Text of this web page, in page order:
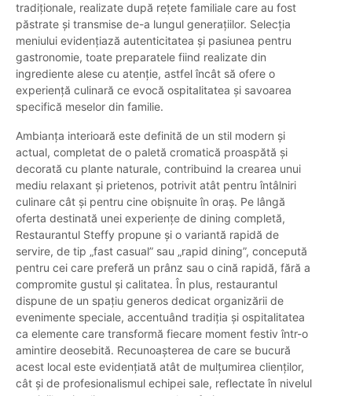
tradiționale, realizate după rețete familiale care au fost
păstrate și transmise de-a lungul generațiilor. Selecția
meniului evidențiază autenticitatea și pasiunea pentru
gastronomie, toate preparatele fiind realizate din
ingrediente alese cu atenție, astfel încât să ofere o
experiență culinară ce evocă ospitalitatea și savoarea
specifică meselor din familie.
Ambianța interioară este definită de un stil modern și
actual, completat de o paletă cromatică proaspătă și
decorată cu plante naturale, contribuind la crearea unui
mediu relaxant și prietenos, potrivit atât pentru întâlniri
culinare cât și pentru cine obișnuite în oraș. Pe lângă
oferta destinată unei experiențe de dining completă,
Restaurantul Steffy propune și o variantă rapidă de
servire, de tip „fast casual” sau „rapid dining”, concepută
pentru cei care preferă un prânz sau o cină rapidă, fără a
compromite gustul și calitatea. În plus, restaurantul
dispune de un spațiu generos dedicat organizării de
evenimente speciale, accentuând tradiția și ospitalitatea
ca elemente care transformă fiecare moment festiv într-o
amintire deosebită. Recunoașterea de care se bucură
acest local este evidențiată atât de mulțumirea clienților,
cât și de profesionalismul echipei sale, reflectate în nivelul